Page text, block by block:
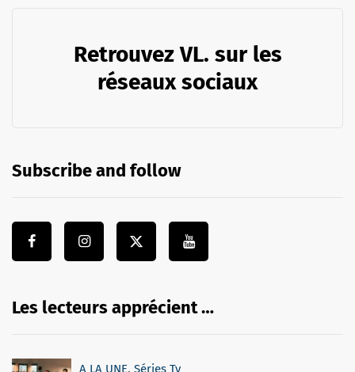
Retrouvez VL. sur les
réseaux sociaux
Subscribe and follow
Les lecteurs apprécient …
A LA UNE, Séries Tv